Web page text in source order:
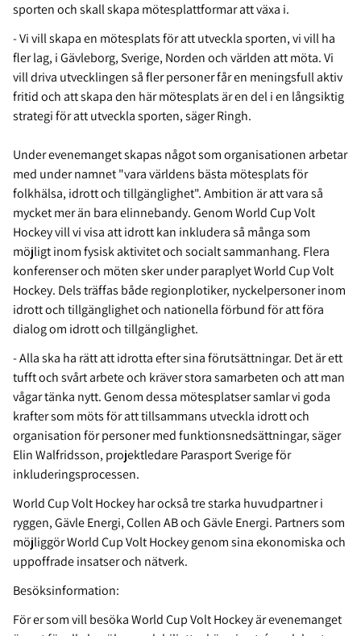
sporten och skall skapa mötesplattformar att växa i.
- Vi vill skapa en mötesplats för att utveckla sporten, vi vill ha
fler lag, i Gävleborg, Sverige, Norden och världen att möta. Vi
vill driva utvecklingen så fler personer får en meningsfull aktiv
fritid och att skapa den här mötesplats är en del i en långsiktig
strategi för att utveckla sporten, säger Ringh.
Under evenemanget skapas något som organisationen arbetar
med under namnet "vara världens bästa mötesplats för
folkhälsa, idrott och tillgänglighet". Ambition är att vara så
mycket mer än bara elinnebandy. Genom World Cup Volt
Hockey vill vi visa att idrott kan inkludera så många som
möjligt inom fysisk aktivitet och socialt sammanhang. Flera
konferenser och möten sker under paraplyet World Cup Volt
Hockey. Dels träffas både regionplotiker, nyckelpersoner inom
idrott och tillgänglighet och nationella förbund för att föra
dialog om idrott och tillgänglighet.
- Alla ska ha rätt att idrotta efter sina förutsättningar. Det är ett
tufft och svårt arbete och kräver stora samarbeten och att man
vågar tänka nytt. Genom dessa mötesplatser samlar vi goda
krafter som möts för att tillsammans utveckla idrott och
organisation för personer med funktionsnedsättningar, säger
Elin Walfridsson, projektledare Parasport Sverige för
inkluderingsprocessen.
World Cup Volt Hockey har också tre starka huvudpartner i
ryggen, Gävle Energi, Collen AB och Gävle Energi. Partners som
möjliggör World Cup Volt Hockey genom sina ekonomiska och
uppoffrade insatser och nätverk.
Besöksinformation:
För er som vill besöka World Cup Volt Hockey är evenemanget